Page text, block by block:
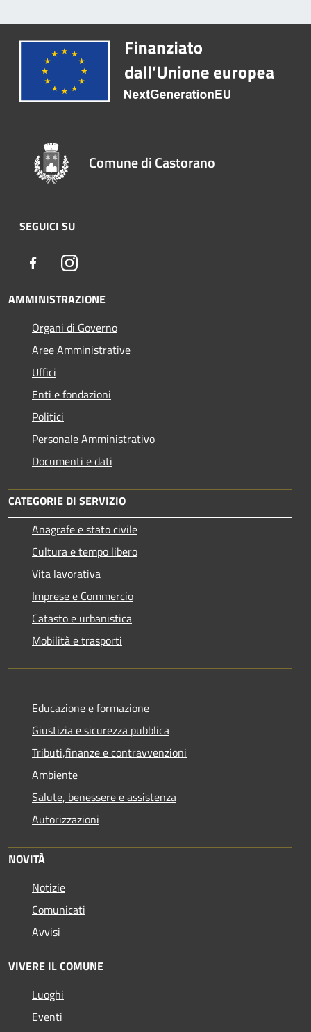
Comune di Castorano
SEGUICI SU
FacebookInstagram
AMMINISTRAZIONE
Organi di Governo
Aree Amministrative
Uffici
Enti e fondazioni
Politici
Personale Amministrativo
Documenti e dati
CATEGORIE DI SERVIZIO
Anagrafe e stato civile
Cultura e tempo libero
Vita lavorativa
Imprese e Commercio
Catasto e urbanistica
Mobilità e trasporti
Educazione e formazione
Giustizia e sicurezza pubblica
Tributi,finanze e contravvenzioni
Ambiente
Salute, benessere e assistenza
Autorizzazioni
NOVITÀ
Notizie
Comunicati
Avvisi
VIVERE IL COMUNE
Luoghi
Eventi